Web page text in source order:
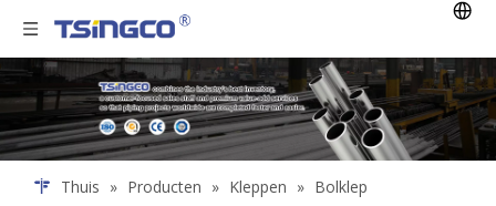
Thuis » Producten » Kleppen » Bolklep